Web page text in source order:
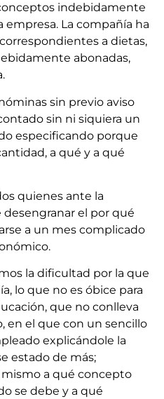
indebidamente
empresa. La compañía ha
a dietas,
abonadas,
sin previo aviso
sin ni siquiera un
especificando porque
a qué y a qué
quienes ante la
el por qué
a un mes complicado
la dificultad por la que
lo que no es óbice para
que no conlleva
en el que con un sencillo
explicándole la
estado de más;
a qué concepto
se debe y a qué